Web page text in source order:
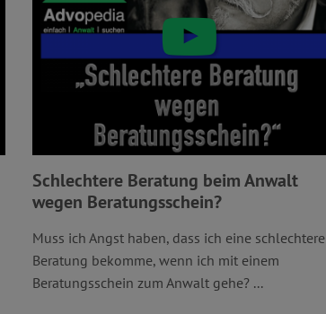
Schlechtere Beratung beim Anwalt
wegen Beratungsschein?
Muss ich Angst haben, dass ich eine schlechtere
Beratung bekomme, wenn ich mit einem
Beratungsschein zum Anwalt gehe? ...